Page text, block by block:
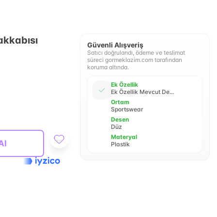
Güvenli Alışveriş
Satıcı doğrulandı, ödeme ve teslimat
süreci gormeklazim.com tarafından
koruma altında.
Ek Özellik
Ek Özellik Mevcut De...
Ortam
Sportswear
Desen
Düz
Materyal
Plastik